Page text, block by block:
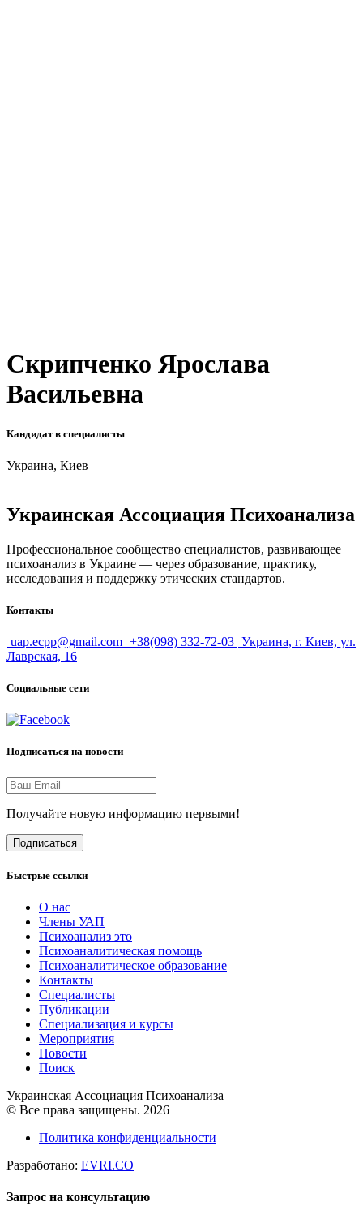
Скрипченко Ярослава
Васильевна
Кандидат в специалисты
Украина, Киев
Украинская Ассоциация Психоанализа
Профессиональное сообщество специалистов, развивающее
психоанализ в Украине — через образование, практику,
исследования и поддержку этических стандартов.
Контакты
uap.ecpp@gmail.com +38(098) 332-72-03 Украина, г. Киев, ул.
Лаврская, 16
Социальные сети
Подписаться на новости
Получайте новую информацию первыми!
Подписаться
Быстрые ссылки
О нас
Члены УАП
Психоанализ это
Психоаналитическая помощь
Психоаналитическое образование
Контакты
Специалисты
Публикации
Специализация и курсы
Мероприятия
Новости
Поиск
Украинская Ассоциация Психоанализа
© Все права защищены. 2026
Политика конфиденциальности
Разработано: EVRI.CO
Запрос на консультацию